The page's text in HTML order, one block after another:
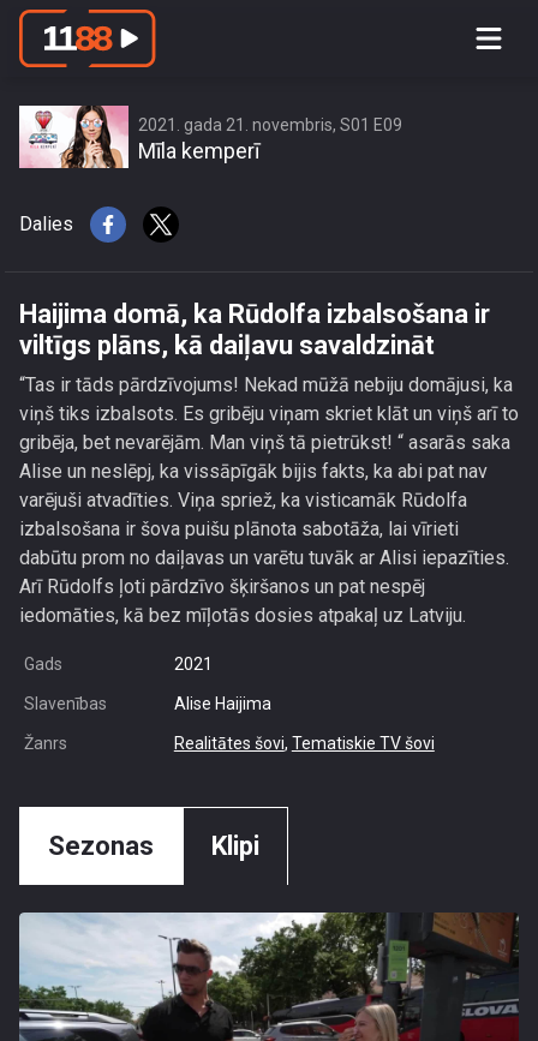
Haijima domā, ka Rūdolfa izbalsošana
2021. gada 21. novembris, S01 E09
Mīla kemperī
Dalies
Haijima domā, ka Rūdolfa izbalsošana ir
viltīgs plāns, kā daiļavu savaldzināt
“Tas ir tāds pārdzīvojums! Nekad mūžā nebiju domājusi, ka
viņš tiks izbalsots. Es gribēju viņam skriet klāt un viņš arī to
gribēja, bet nevarējām. Man viņš tā pietrūkst! “ asarās saka
Alise un neslēpj, ka vissāpīgāk bijis fakts, ka abi pat nav
varējuši atvadīties. Viņa spriež, ka visticamāk Rūdolfa
izbalsošana ir šova puišu plānota sabotāža, lai vīrieti
dabūtu prom no daiļavas un varētu tuvāk ar Alisi iepazīties.
Arī Rūdolfs ļoti pārdzīvo šķiršanos un pat nespēj
iedomāties, kā bez mīļotās dosies atpakaļ uz Latviju.
Gads 2021
Slavenības Alise Haijima
Žanrs Realitātes šovi, Tematiskie TV šovi
Sezonas Klipi